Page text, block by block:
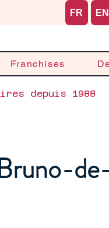
Franchises
depuis 1988
FR EN